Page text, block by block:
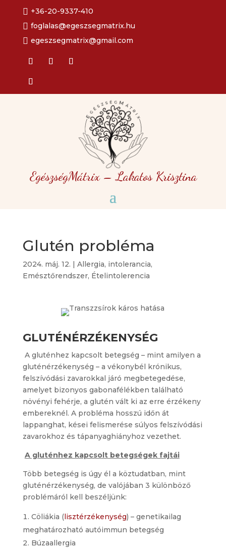
 +36-20-9337-410
 foglalas@egeszsegmatrix.hu
 egeszsegmatrix@gmail.com
EgészségMátrix – Lakatos Krisztina
Glutén probléma
2024. máj. 12. | Allergia, intolerancia,
Emésztőrendszer, Ételintolerencia
GLUTÉNÉRZÉKENYSÉG
A gluténhez kapcsolt betegség – mint amilyen a
gluténérzékenység – a vékonybél krónikus,
felszívódási zavarokkal járó megbetegedése,
amelyet bizonyos gabonafélékben található
növényi fehérje, a glutén vált ki az erre érzékeny
embereknél. A probléma hosszú időn át
lappanghat, kései felismerése súlyos felszívódási
zavarokhoz és tápanyaghiányhoz vezethet.
A gluténhez kapcsolt betegségek fajtái
Több betegség is úgy él a köztudatban, mint
gluténérzékenység, de valójában 3 különböző
problémáról kell beszéljünk:
Cöliákia (lisztérzékenység) – genetikailag
meghatározható autóimmun betegség
Búzaallergia